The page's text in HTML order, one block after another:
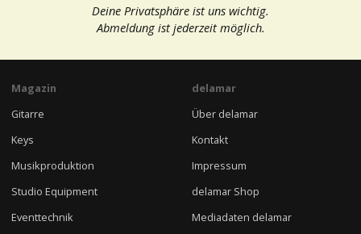
Deine Privatsphäre ist uns wichtig.
Abmeldung ist jederzeit möglich.
Magazin
Gitarre
Keys
Musikproduktion
Studio Equipment
Eventtechnik
delamar
Über delamar
Kontakt
Impressum
delamar Shop
Mediadaten delamar